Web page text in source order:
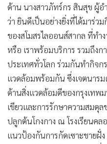
ไลออน เขมภณ ฉัตรวิทยา ประ
และสิ่งแวดล้อม สโมสรไลออน
วัตถุประสงค์ของการจัดกิจกร
ธรรมชาติและสิ่งแวดล้อม ตาม
เป็นการช่วยฟื้นฟูธรรมชาติ ล
ของชายฝั่งจากน้ำทะเล อีกทั้